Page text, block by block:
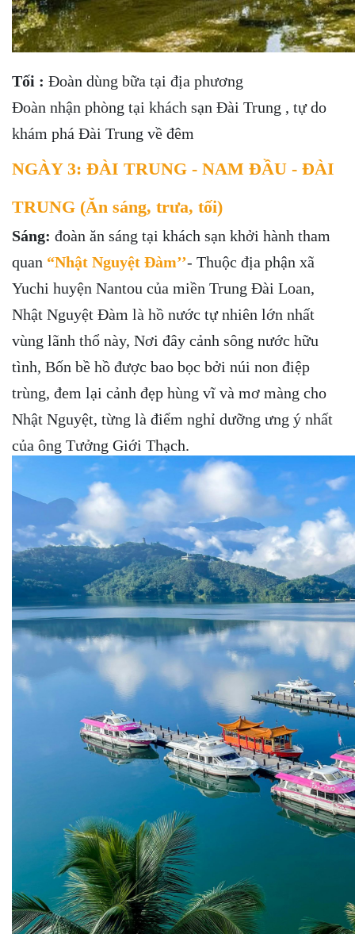
Tối : Đoàn dùng bữa tại địa phương
Đoàn nhận phòng tại khách sạn Đài Trung , tự do
khám phá Đài Trung về đêm
NGÀY 3: ĐÀI TRUNG - NAM ĐẦU - ĐÀI
TRUNG (Ăn sáng, trưa, tối)
Sáng: đoàn ăn sáng tại khách sạn khởi hành tham
quan “Nhật Nguyệt Đàm’’- Thuộc địa phận xã
Yuchi huyện Nantou của miền Trung Đài Loan,
Nhật Nguyệt Đàm là hồ nước tự nhiên lớn nhất
vùng lãnh thổ này, Nơi đây cảnh sông nước hữu
tình, Bốn bề hồ được bao bọc bởi núi non điệp
trùng, đem lại cảnh đẹp hùng vĩ và mơ màng cho
Nhật Nguyệt, từng là điểm nghỉ dưỡng ưng ý nhất
của ông Tưởng Giới Thạch.